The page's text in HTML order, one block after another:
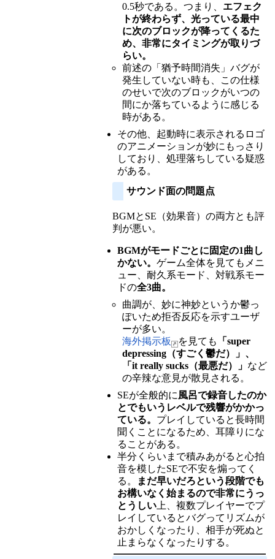
0.5秒である。つまり、 エフェク
トが終わらず、光っている最中
に次のブロックが降ってくるた
め、非常にタイミングが取りづ
らい。
前述の「猶予時間消失」バグが
発生していない時も、この仕様
のせいで次のブロックがいつの
間にか落ちているように感じる
時がある。
その他、起動時に表示されるロゴ
のアニメーションが妙にもっさり
しており、処理落ちしている疑惑
がある。
サウンド面の問題点
BGMとSE（効果音）の両方とも評
判が悪い。
BGMがモードごとに固定の1曲し
かない。 ゲーム全体を見てもメニ
ュー、耐久系モード、対戦系モー
ドの全3曲。
曲調が、妙に神妙というか鬱っ
ぽいため拒否反応を示すユーザ
ーが多い。
海外掲示板
を見ても
「super
depressing（すごく鬱だ）」、
「it really sucks（最悪だ）」 など
の辛辣な意見が散見される。
SEが全般的に風呂で録音したのか
とでもいうレベルで残響がかかっ
ている。 プレイしていると長時間
聞くことになるため、耳障りにな
ることがある。
半分くらいまで積みあがると心拍
音を模したSEで不安を煽ってく
る。
まだ早いだろという段階でも
お構いなく始まるので非常にうっ
とうしい 上、複数プレイヤーでプ
レイしているとバグってリズムが
おかしくなったり、相手が死ぬと
止まらなくなったりする。